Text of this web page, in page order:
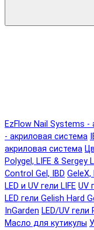
EzFlow Nail Systems -
- акриловая система
акриловая система
Polygel, LIFE & Sergey
Control Gel, IBD GeleX,
LED и UV гели LIFE UV
LED гели Gelish Hard
InGarden LED/UV гели
Масло для кутикулы